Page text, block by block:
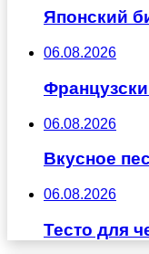
Японский
06.08.2026
06.08.2026
Вкусное
06.08.2026
Тесто для